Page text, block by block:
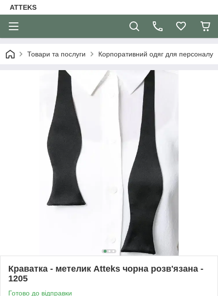
ATTEKS
Товари та послуги Корпоративний одяг для персоналу
Краватка - метелик Atteks чорна розв'язана -
1205
Готово до відправки